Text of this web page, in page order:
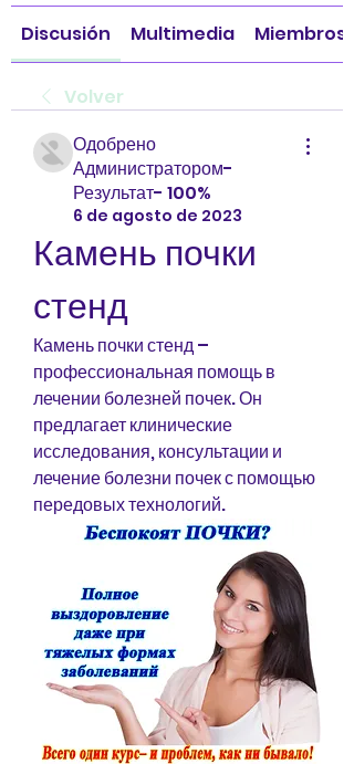
Discusión Multimedia Miembros
Volver
Одобрено
Администратором-
Результат- 100%
6 de agosto de 2023
Камень почки
стенд
Камень почки стенд –
профессиональная помощь в
лечении болезней почек. Он
предлагает клинические
исследования, консультации и
лечение болезни почек с помощью
передовых технологий.